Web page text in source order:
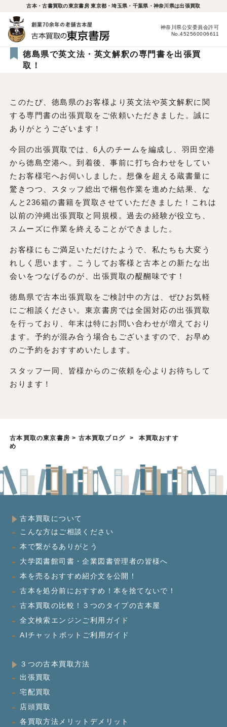
古本・古書買取の東京書房 東京都・埼玉県・千葉県・神奈川県は出張買取
神奈川県公安委員会許可
No.452560006611
徳島県で英文法・英文解釈の専門書を出張買
取！
このたび、徳島県のお客様より英文法や英文解釈に関
する専門書の出張買取をご依頼いただきました。誠に
ありがとうございます！
今回の出張買取では、6人のチームを編成し、羽田空港
から徳島空港へ。到着後、事前に打ち合わせをしてい
たお客様宅へお伺いしました。想像を超える蔵書量に
驚きつつ、スタッフ総出で梱包作業を進めた結果、な
んと236箱の書籍を買取させていただきました！これは
以前の沖縄出張買取と同規模。過去の経験が役立ち、
スムーズに作業を終えることができました。
お客様にもご満足いただけたようで、私たちも大変う
れしく思います。こうしてお客様と古本との新たな出
会いをつなげるのが、出張買取の醍醐味です！
徳島県で古本出張買取をご検討中の方は、ぜひお気軽
にご相談ください。東京書房では全国対応の出張買取
を行っており、年末は特にお問い合わせが増えており
ます。予約が混み合う場合もございますので、お早め
のご予約をおすすめいたします。
スタッフ一同、皆様からのご依頼を心よりお待ちして
おります！
古本買取の東京書房 > 古本買取ブログ >
本買取おすす
め
古本買取について
こんな方はご相談ください
本で繋がるありがとう
大学図書館司書・企業図書管理者の皆様へ
本を売るおすすめ紹介文を公開！
古本を処分前におすすめ！本を捨てないで！
古本買取の比較！３つのタイプの古本屋
全文検索エンジンご利用ガイド
AIチャットボットご利用ガイド
３つの古本買取方法
出張買取
宅配買取
店頭買取
各買取方法メリットデメリット